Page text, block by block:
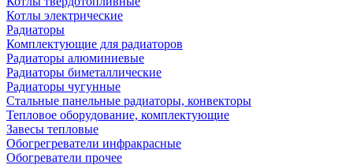
Котлы электрические
Радиаторы
Комплектующие для радиаторов
Радиаторы алюминиевые
Радиаторы биметаллические
Радиаторы чугунные
Стальные панельные радиаторы, конвекторы
Тепловое оборудование, комплектующие
Завесы тепловые
Обогрегреватели инфракрасные
Обогреватели прочее